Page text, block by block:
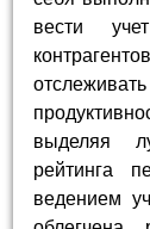
вести
выделяя
рейтинга
ведением